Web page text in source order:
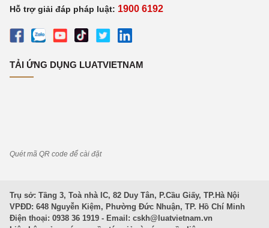
Hỗ trợ giải đáp pháp luật: 1900 6192
TẢI ỨNG DỤNG LUATVIETNAM
Quét mã QR code để cài đặt
Trụ sở: Tầng 3, Toà nhà IC, 82 Duy Tân, P.Cầu Giấy, TP.Hà Nội
VPĐD: 648 Nguyễn Kiệm, Phường Đức Nhuận, TP. Hồ Chí Minh
Điện thoại: 0938 36 1919 - Email: cskh@luatvietnam.vn